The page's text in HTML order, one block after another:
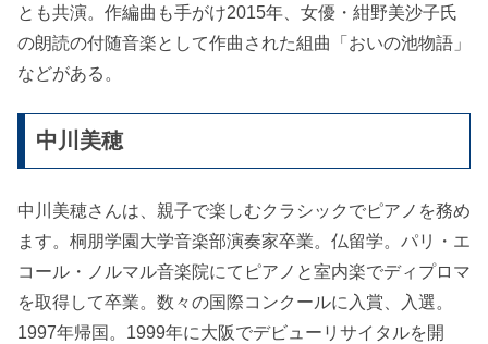
とも共演。作編曲も手がけ2015年、女優・紺野美沙子氏
の朗読の付随音楽として作曲された組曲「おいの池物語」
などがある。
中川美穂
中川美穂さんは、親子で楽しむクラシックでピアノを務め
ます。桐朋学園大学音楽部演奏家卒業。仏留学。パリ・エ
コール・ノルマル音楽院にてピアノと室内楽でディプロマ
を取得して卒業。数々の国際コンクールに入賞、入選。
1997年帰国。1999年に大阪でデビューリサイタルを開